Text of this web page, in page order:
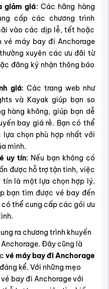
giảm giá: Các hãng hàng
cấp các chương trình
vào các dịp lễ, tết hoặc
máy bay đi Anchorage
xuyên các ưu đãi từ
đăng ký nhận thông báo
giá: Các trang web như
và Kayak giúp bạn so
hàng không, giúp bạn dễ
bay giá rẻ. Bạn có thể
chọn phù hợp nhất với
mình.
uy tín: Nếu bạn không có
được hỗ trợ tận tình, việc
là một lựa chọn hợp lý.
bạn tìm được vé bay đến
thể cung cấp các gói ưu
ra chương trình khuyến
Đây cũng là
vé máy bay đi Anchorage
kể. Với những mẹo
bay đi Anchorage với